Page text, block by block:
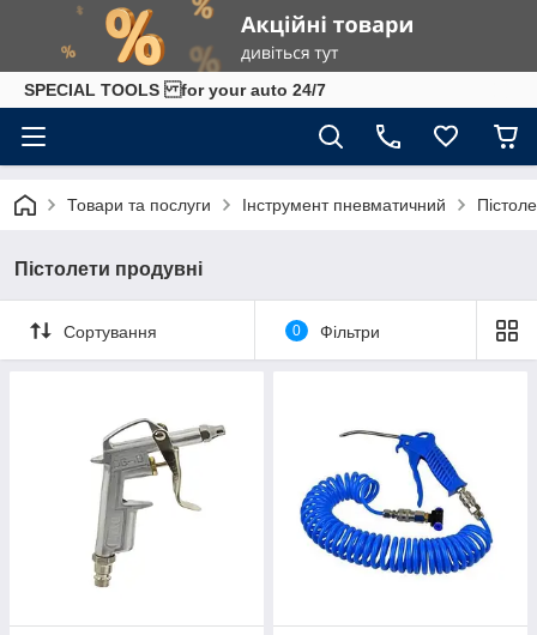
SPECIAL TOOLS for your auto 24/7
Товари та послуги Інструмент пневматичний
Пістолети продувні
Сортування 0 Фільтри